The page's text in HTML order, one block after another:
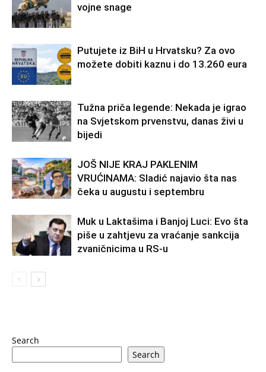
vojne snage
Putujete iz BiH u Hrvatsku? Za ovo
možete dobiti kaznu i do 13.260 eura
Tužna priča legende: Nekada je igrao
na Svjetskom prvenstvu, danas živi u
bijedi
JOŠ NIJE KRAJ PAKLENIM
VRUĆINAMA: Sladić najavio šta nas
čeka u augustu i septembru
Muk u Laktašima i Banjoj Luci: Evo šta
piše u zahtjevu za vraćanje sankcija
zvaničnicima u RS-u
Search
Search